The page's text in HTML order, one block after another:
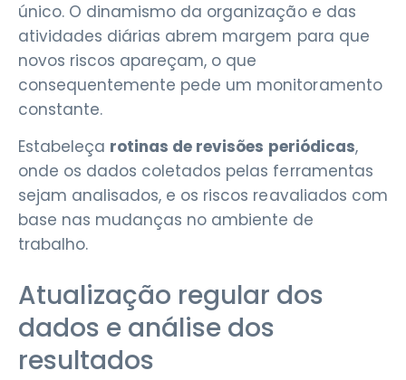
único. O dinamismo da organização e das
atividades diárias abrem margem para que
novos riscos apareçam, o que
consequentemente pede um monitoramento
constante.
Estabeleça rotinas de revisões periódicas,
onde os dados coletados pelas ferramentas
sejam analisados, e os riscos reavaliados com
base nas mudanças no ambiente de
trabalho.
Atualização regular dos
dados e análise dos
resultados